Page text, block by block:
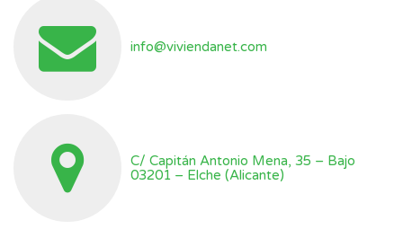
info@viviendanet.com
C/ Capitán Antonio Mena, 35 – Bajo
03201 – Elche (Alicante)